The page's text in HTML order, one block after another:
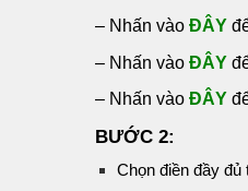
– Nhấn vào ĐÂY
– Nhấn vào ĐÂY
– Nhấn vào ĐÂY
BƯỚC 2:
Chọn điền đầy đủ